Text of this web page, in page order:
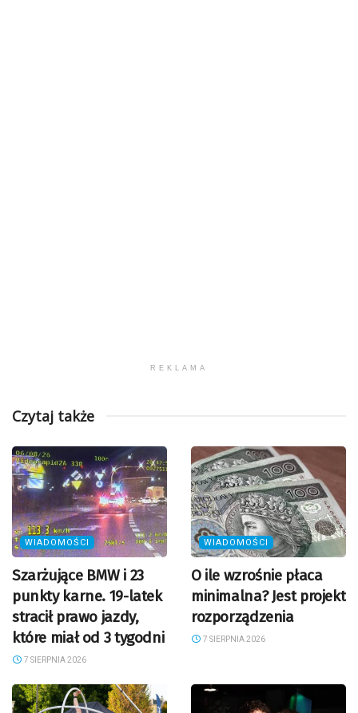
REKLAMA
Czytaj także
WIADOMOŚCI
Szarżujące BMW i 23
punkty karne. 19-latek
stracił prawo jazdy,
które miał od 3 tygodni
7 SIERPNIA 2026
WIADOMOŚCI
O ile wzrośnie płaca
minimalna? Jest projekt
rozporządzenia
7 SIERPNIA 2026